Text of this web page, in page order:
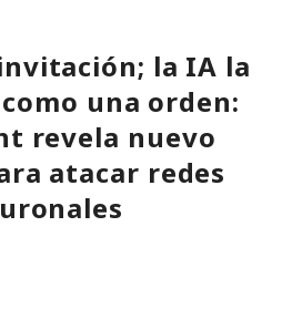
la IA la
una orden:
revela nuevo
atacar redes